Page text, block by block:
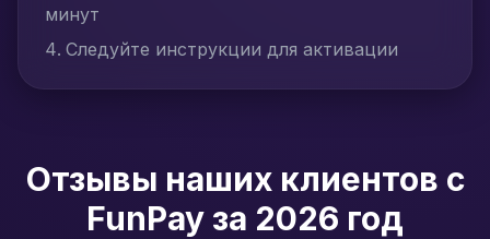
минут
Следуйте инструкции для активации
Отзывы наших клиентов с
FunPay за 2026 год